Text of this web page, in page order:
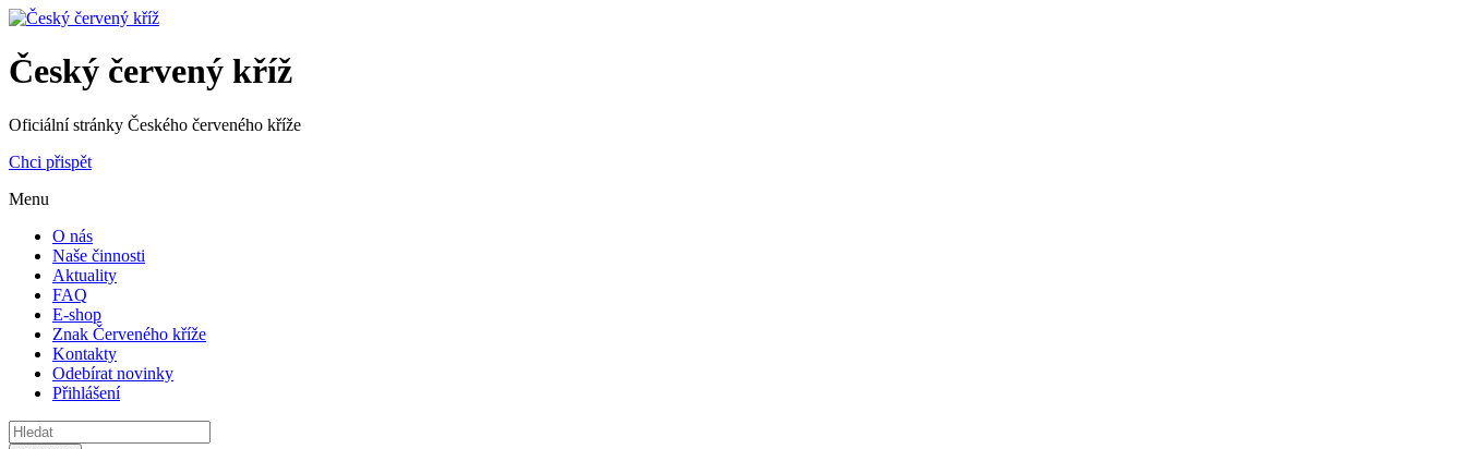
Český červený kříž
Oficiální stránky Českého červeného kříže
Chci přispět
Menu
O nás
Naše činnosti
Aktuality
FAQ
E-shop
Znak Červeného kříže
Kontakty
Odebírat novinky
Přihlášení